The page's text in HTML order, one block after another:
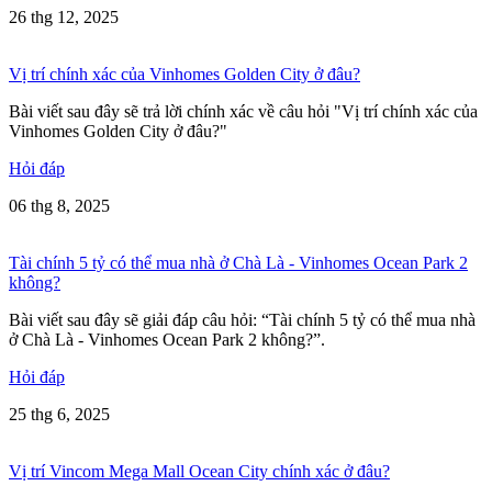
26 thg 12, 2025
Vị trí chính xác của Vinhomes Golden City ở đâu?
Bài viết sau đây sẽ trả lời chính xác về câu hỏi "Vị trí chính xác của
Vinhomes Golden City ở đâu?"
Hỏi đáp
06 thg 8, 2025
Tài chính 5 tỷ có thể mua nhà ở Chà Là - Vinhomes Ocean Park 2
không?
Bài viết sau đây sẽ giải đáp câu hỏi: “Tài chính 5 tỷ có thể mua nhà
ở Chà Là - Vinhomes Ocean Park 2 không?”.
Hỏi đáp
25 thg 6, 2025
Vị trí Vincom Mega Mall Ocean City chính xác ở đâu?